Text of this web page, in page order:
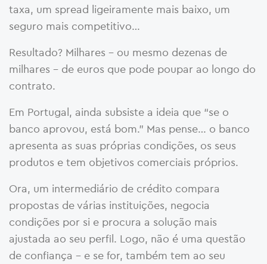
taxa, um spread ligeiramente mais baixo, um
seguro mais competitivo…
Resultado? Milhares – ou mesmo dezenas de
milhares – de euros que pode poupar ao longo do
contrato.
Em Portugal, ainda subsiste a ideia que “se o
banco aprovou, está bom.” Mas pense… o banco
apresenta as suas próprias condições, os seus
produtos e tem objetivos comerciais próprios.
Ora, um intermediário de crédito compara
propostas de várias instituições, negocia
condições por si e procura a solução mais
ajustada ao seu perfil. Logo, não é uma questão
de confiança – e se for, também tem ao seu